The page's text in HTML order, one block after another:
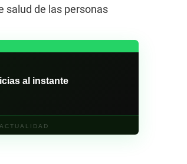
salud de las personas
al instante